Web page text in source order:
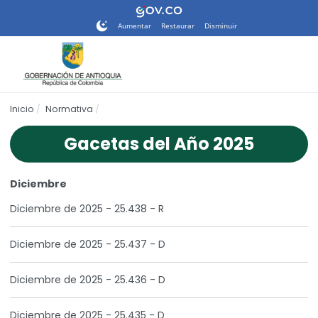
sitio
de
accesibilidad.
Aumentar Restaurar Disminuir
Inicio Normativa
Gacetas del Año 2025
Diciembre
Diciembre de 2025 - 25.438 - R
Diciembre de 2025 - 25.437 - D
Diciembre de 2025 - 25.436 - D